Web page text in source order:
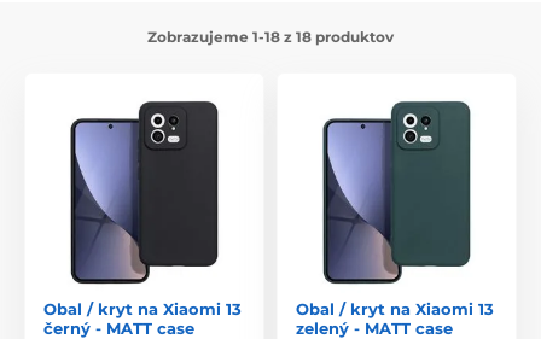
Zobrazujeme 1-18 z 18 produktov
Obal / kryt na Xiaomi 13
černý - MATT case
Obal / kryt na Xiaomi 13
zelený - MATT case